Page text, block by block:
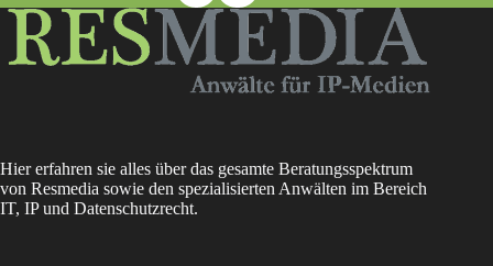
Hier erfahren sie alles über das gesamte Beratungsspektrum
von Resmedia sowie den spezialisierten Anwälten im Bereich
IT, IP und Datenschutzrecht.